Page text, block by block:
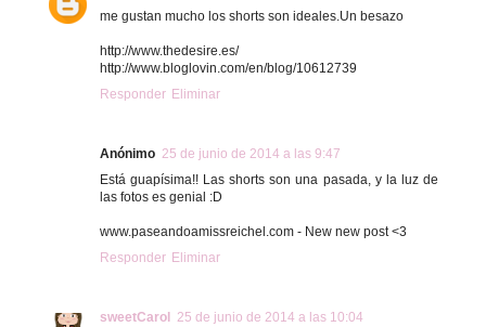
me gustan mucho los shorts son ideales.Un besazo
http://www.thedesire.es/
http://www.bloglovin.com/en/blog/10612739
Responder Eliminar
Anónimo 25 de junio de 2014 a las 9:47
Está guapísima!! Las shorts son una pasada, y la luz de
las fotos es genial :D
www.paseandoamissreichel.com - New new post <3
Responder Eliminar
sweetCarol
25 de junio de 2014 a las 10:04